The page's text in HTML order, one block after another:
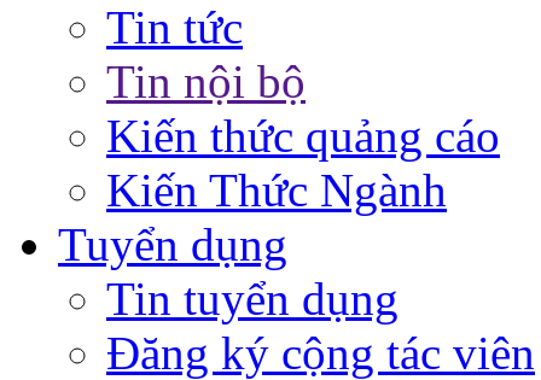
Tin tức
Tin nội bộ
Kiến thức quảng cáo
Kiến Thức Ngành
Tuyển dụng
Tin tuyển dụng
Đăng ký cộng tác viên